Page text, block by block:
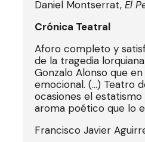
Daniel Montserrat, El
Crónica Teatral
Aforo completo y
de la tragedia
Gonzalo Alonso que
emocional. (…) Teatro
ocasiones el
aroma poético que lo
Francisco Javier